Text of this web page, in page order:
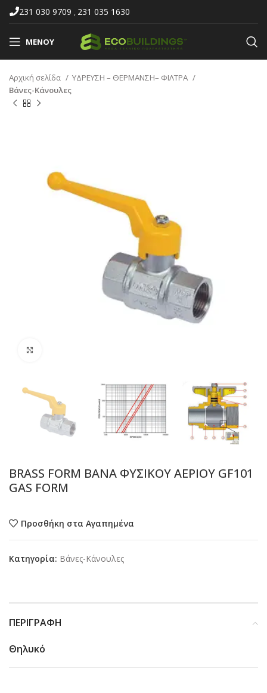
231 030 9709 , 231 035 1630
ΜΕΝΟΎ
Αρχική σελίδα
ΥΔΡΕΥΣΗ – ΘΕΡΜΑΝΣΗ– ΦΙΛΤΡΑ
Βάνες-Κάνουλες
BRASS FORM ΒΑΝΑ ΦΥΣΙΚΟΥ ΑΕΡΙΟΥ GF101
GAS FORM
Προσθήκη στα Αγαπημένα
Κατηγορία: Βάνες-Κάνουλες
ΠΕΡΙΓΡΑΦΉ
Θηλυκό